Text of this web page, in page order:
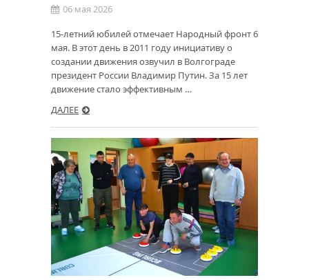
06 мая 2026
15-летний юбилей отмечает Народный фронт 6
мая. В этот день в 2011 году инициативу о
создании движения озвучил в Волгограде
президент России Владимир Путин. За 15 лет
движение стало эффективным …
ДАЛЕЕ